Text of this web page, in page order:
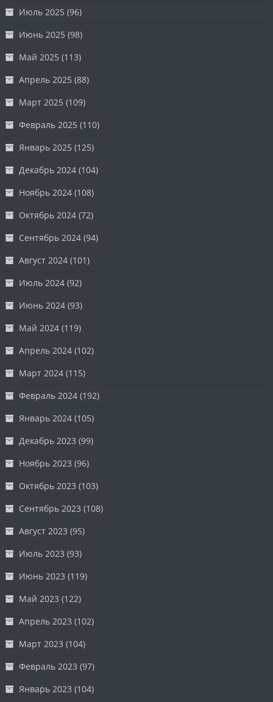
Июль 2025 (96)
Июнь 2025 (98)
Май 2025 (113)
Апрель 2025 (88)
Март 2025 (109)
Февраль 2025 (110)
Январь 2025 (125)
Декабрь 2024 (104)
Ноябрь 2024 (108)
Октябрь 2024 (72)
Сентябрь 2024 (94)
Август 2024 (101)
Июль 2024 (92)
Июнь 2024 (93)
Май 2024 (119)
Апрель 2024 (102)
Март 2024 (115)
Февраль 2024 (192)
Январь 2024 (105)
Декабрь 2023 (99)
Ноябрь 2023 (96)
Октябрь 2023 (103)
Сентябрь 2023 (108)
Август 2023 (95)
Июль 2023 (93)
Июнь 2023 (119)
Май 2023 (122)
Апрель 2023 (102)
Март 2023 (104)
Февраль 2023 (97)
Январь 2023 (104)